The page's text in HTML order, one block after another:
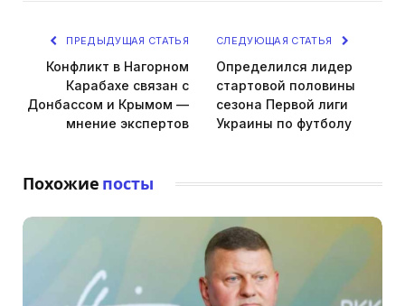
ПРЕДЫДУЩАЯ СТАТЬЯ
Конфликт в Нагорном
Карабахе связан с
Донбассом и Крымом —
мнение экспертов
СЛЕДУЮЩАЯ СТАТЬЯ
Определился лидер
стартовой половины
сезона Первой лиги
Украины по футболу
Похожие посты